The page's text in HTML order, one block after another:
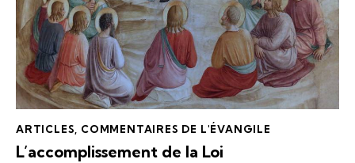
ARTICLES COMMENTAIRES DE L'ÉVANGILE
L’accomplissement de la Loi